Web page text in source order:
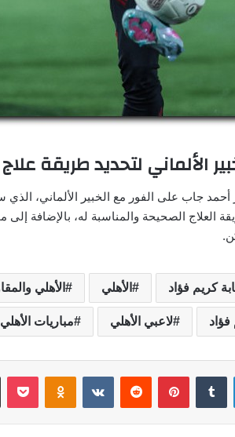
الألماني لتحديد طريقة
جاب على الفور مع الخبير الألماني،
العلاج الصحيحة والمناسبة له، بالإضافة
كريم فؤاد الأهلي الأهلي
لاعبي الأهلي مباريات الأهلي
لينكدإن بينتيريست